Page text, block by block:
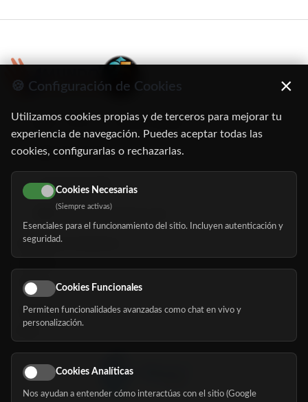
C/ Oruro, 11. 28016 Madrid
91 345 06 26
616 113 103
hola@mundomayor.com
Buscador de residencias
Eventos
Nosotros
🍪 Configuración de Cookies ×
Utilizamos cookies propias y de terceros para mejorar tu
experiencia de navegación. Puedes aceptar todas las
cookies, configurarlas o rechazarlas.
Cookies Necesarias
(Siempre activas)
Esenciales para el funcionamiento del sitio. Incluyen autenticación y
seguridad.
Cookies Funcionales
Permiten funcionalidades avanzadas como chat en vivo y
personalización.
Cookies Analíticas
Nos ayudan a entender cómo interactúas con el sitio (Google